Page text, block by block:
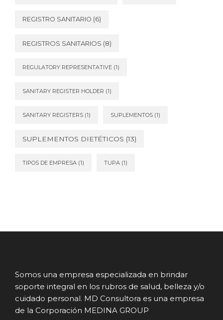
REGISTRO SANITARIO (6)
REGISTROS SANITARIOS (8)
REGULATORY REPRESENTATIVE (1)
SANITARY REGISTER HOLDER (1)
SANITARY REGISTERS (1) SUPLEMENTOS (1)
SUPLEMENTOS DIETÉTICOS (13)
TIPOS DE EMPRESA (1) TUPA (1)
Somos una empresa especializada en brindar
soporte integral en los rubros de salud, belleza y/o
cuidado personal. MD Consultora es una empresa
de la Corporación MEDINA GROUP